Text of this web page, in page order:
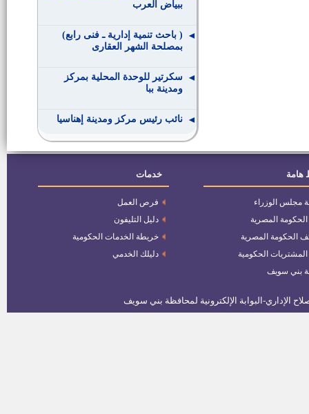
ببياض العرب
( باحث تنمية إدارية ـ فنى رابع)
بمصلحة الشهر العقارى
سكرتير للوحدة المحلية بمركز
ومدينة ببا
نائب رئيس مركز ومدينة إهناسيا
المجتمعات العمرانية الجديدة
المجتمعات العمرانية الجديدة
هامة
مجلس الوزراء
الحكومة المصرية
الحكومة المصرية
المشتريات الحكومية
بني سويف
خدمات
فرص العمل
دليل التليفون
خريطة الخدمات الحكومية
دليلك الخدمي